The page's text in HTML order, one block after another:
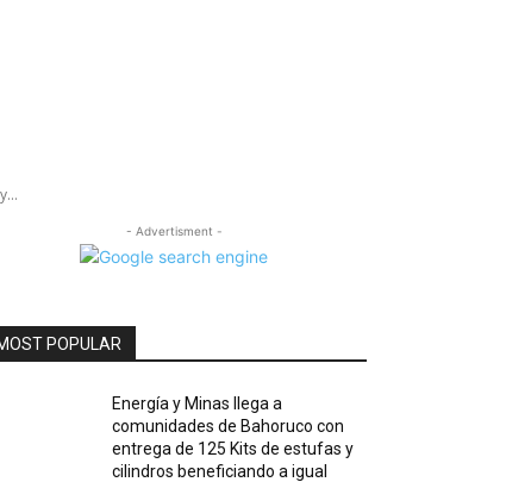
- Advertisment -
POPULAR
Energía y Minas llega a
comunidades de Bahoruco con
entrega de 125 Kits de estufas y
cilindros beneficiando a igual